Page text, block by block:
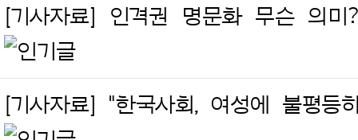
[기사자료] 인격권 명문화 무슨 의
[기사자료] "한국사회, 여성에 불평